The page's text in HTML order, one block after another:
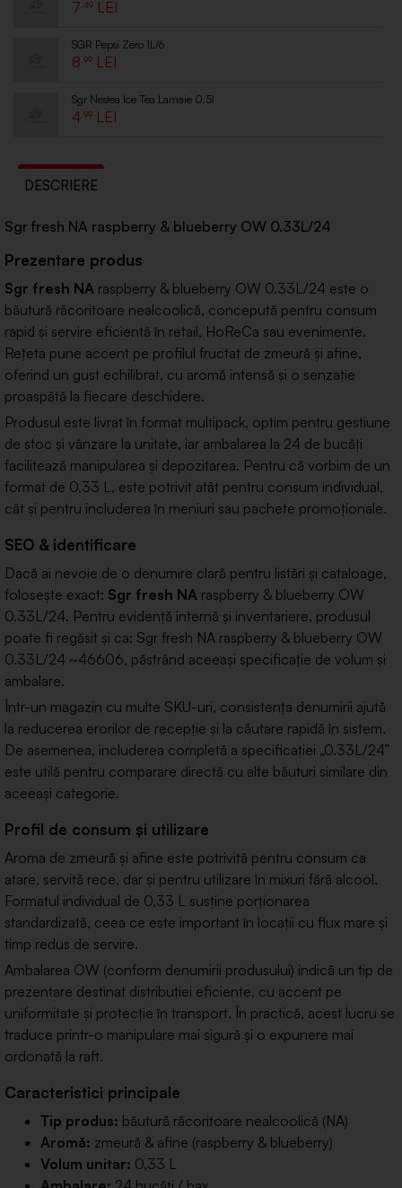
7 .49
SGR Pepsi Zero 1L/6
8 .99
Sgr Nestea Ice Tea Lamaie 0.5l
4 .99
DESCRIERE
Sgr fresh NA raspberry & blueberry OW 0.33L/24
Prezentare produs
Sgr fresh NA raspberry & blueberry OW 0.33L/24 este o
băutură răcoritoare nealcoolică, concepută pentru consum
rapid și servire eficientă în retail, HoReCa sau evenimente.
Rețeta pune accent pe profilul fructat de zmeură și afine,
oferind un gust echilibrat, cu aromă intensă și o senzație
proaspătă la fiecare deschidere.
Produsul este livrat în format multipack, optim pentru gestiune
de stoc și vânzare la unitate, iar ambalarea la 24 de bucăți
facilitează manipularea și depozitarea. Pentru că vorbim de un
format de 0,33 L, este potrivit atât pentru consum individual,
cât și pentru includerea în meniuri sau pachete promoționale.
SEO & identificare
Dacă ai nevoie de o denumire clară pentru listări și cataloage,
folosește exact: Sgr fresh NA raspberry & blueberry OW
0.33L/24. Pentru evidență internă și inventariere, produsul
poate fi regăsit și ca: Sgr fresh NA raspberry & blueberry OW
0.33L/24 ~46606, păstrând aceeași specificație de volum și
ambalare.
Într-un magazin cu multe SKU-uri, consistența denumirii ajută
la reducerea erorilor de recepție și la căutare rapidă în sistem.
De asemenea, includerea completă a specificației „0.33L/24”
este utilă pentru comparare directă cu alte băuturi similare din
aceeași categorie.
Profil de consum și utilizare
Aroma de zmeură și afine este potrivită pentru consum ca
atare, servită rece, dar și pentru utilizare în mixuri fără alcool.
Formatul individual de 0,33 L susține porționarea
standardizată, ceea ce este important în locații cu flux mare și
timp redus de servire.
Ambalarea OW (conform denumirii produsului) indică un tip de
prezentare destinat distribuției eficiente, cu accent pe
uniformitate și protecție în transport. În practică, acest lucru se
traduce printr-o manipulare mai sigură și o expunere mai
ordonată la raft.
Caracteristici principale
Tip produs: băutură răcoritoare nealcoolică (NA)
Aromă: zmeură & afine (raspberry & blueberry)
Volum unitar: 0,33 L